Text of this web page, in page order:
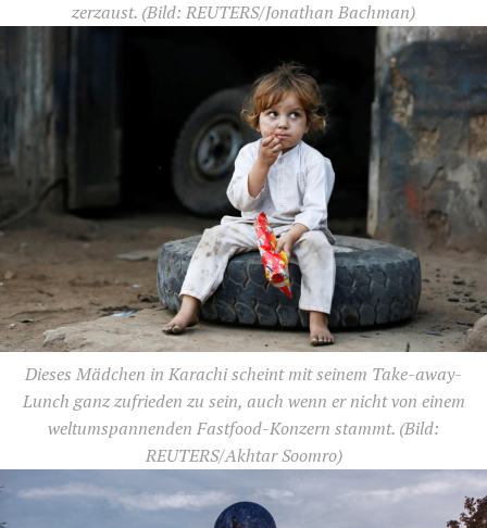
zerzaust. (Bild: REUTERS/Jonathan Bachman)
Dieses Mädchen in Karachi scheint mit seinem Take-away-
Lunch ganz zufrieden zu sein, auch wenn er nicht von einem
weltumspannenden Fastfood-Konzern stammt. (Bild:
REUTERS/Akhtar Soomro)